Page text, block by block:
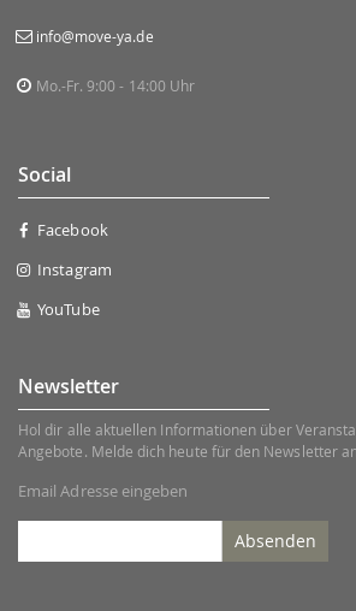
info@move-ya.de
Mo.-Fr. 9:00 - 14:00 Uhr
Social
Facebook
Instagram
YouTube
Newsletter
Hol dir alle aktuellen Informationen über
Angebote. Melde dich heute für den Newsletter
Email Adresse eingeben
Absenden